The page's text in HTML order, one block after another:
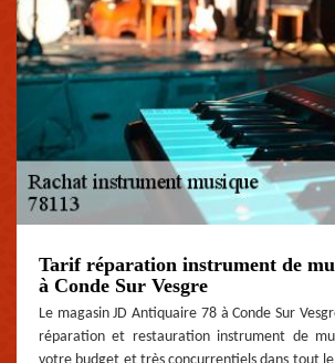
Tarif réparation instrument de
à Conde Sur Vesgre
Le magasin JD Antiquaire 78 à Conde Sur
réparation et restauration instrument de